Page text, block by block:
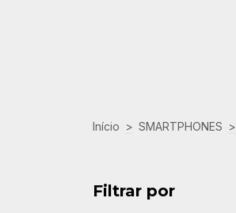
Início > SMARTPHONES >
Filtrar por